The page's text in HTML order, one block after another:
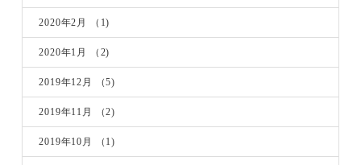
2020年2月 （1)
2020年1月 （2)
2019年12月 （5)
2019年11月 （2)
2019年10月 （1)